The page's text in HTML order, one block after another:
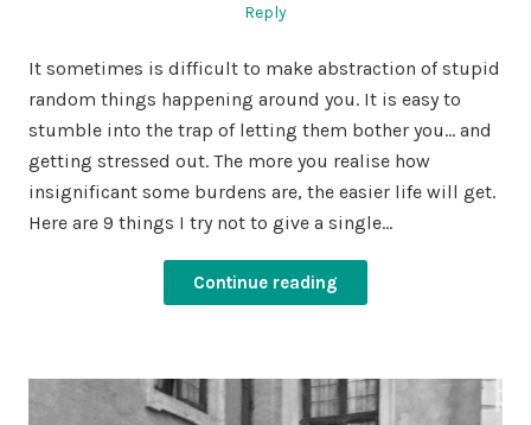
Reply
It sometimes is difficult to make abstraction of stupid
random things happening around you. It is easy to
stumble into the trap of letting them bother you… and
getting stressed out. The more you realise how
insignificant some burdens are, the easier life will get.
Here are 9 things I try not to give a single…
Continue reading